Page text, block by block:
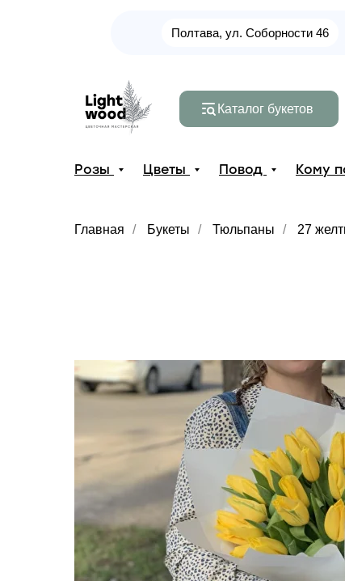
Полтава, ул. Соборности 46
Каталог букетов
Розы Цветы Повод Кому
Главная / Букеты / Тюльпаны / 27